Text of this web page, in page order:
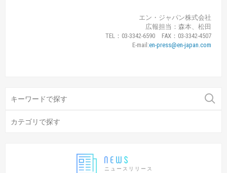
ニュースリリース
エン・ジャパン株式会社
広報担当：森本、松田
TEL：03-3342-6590 FAX：03-3342-4507
E-mail:en-press@en-japan.com